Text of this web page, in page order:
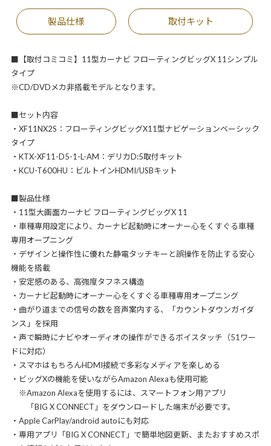
製品仕様 取付キット
■【取付コミコミ】11型カーナビ フローティングビッグX 11シンプル
タイプ
※CD/DVDメカ非搭載モデルとなります。
■セット内容
・XF11NX2S：フローティングビッグX11型ナビゲーションベーシック
タイプ
・KTX-XF11-D5-1-L-AM：デリカD:5取付キット
・KCU-T600HU：ビルトインHDMI/USBキット
■製品仕様
・11型大画面カーナビ フローティングビッグX 11
・車種専用設定により、カーナビ起動時にオーナー心をくすぐる車種
専用オープニング
・デザインと操作性に優れた静電タッチキーと誤操作を防止する安心
機能を搭載
・安定感のある、高強度タフネス構造
・カーナビ起動時にオーナー心をくすぐる車種専用オープニング
・曲がり道までの信号の数を音声案内する、「カウントダウンガイダ
ンス」を採用
・声で瞬時にナビやオーディオの操作ができるボイスタッチ（51ワー
ドに対応）
・スマホはもちろんHDMI接続で多彩なメディアを楽しめる
・ビッグXの機能を使いながらAmazon Alexaも使用可能
※Amazon Alexaを使用するには、スマートフォン用アプリ
「BIG X CONNECT」をダウンロードした端末が必要です。
・Apple CarPlay/android autoにも対応
・専用アプリ「BIG X CONNECT」で簡単地図更新、またおすすめスポ